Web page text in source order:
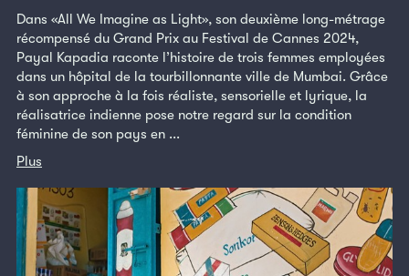
Dans «All We Imagine as Light», son deuxième long-métrage
récompensé du Grand Prix au Festival de Cannes 2024,
Payal Kapadia raconte l’histoire de trois femmes employées
dans un hôpital de la tourbillonnante ville de Mumbai. Grâce
à son approche à la fois réaliste, sensorielle et lyrique, la
réalisatrice indienne pose notre regard sur la condition
féminine de son pays en ...
Plus